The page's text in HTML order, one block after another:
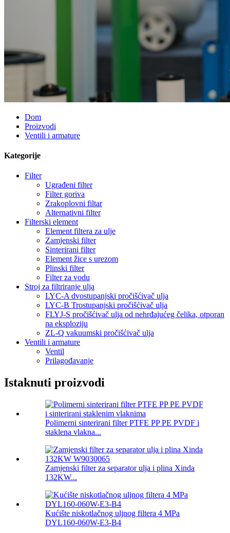
Dom
Proizvodi
Ventili i armature
Kategorije
Filter
Ugrađeni filter
Filter goriva
Zrakoplovni filtar
Alternativni filter
Filterski element
Element filtera za ulje
Zamjenski filter
Sinterirani filter
Element žice s urezom
Plinski filter
Filter za vodu
Stroj za filtriranje ulja
LYC-A dvostupanjski pročišćivač ulja
LYC-B Trostupanjski pročišćivač ulja
FLYJ-S pročišćivač ulja od nehrđajućeg čelika, otporan
na eksploziju
ZL-Q vakuumski pročišćivač ulja
Ventili i armature
Ventil
Prilagođavanje
Istaknuti proizvodi
Polimerni sinterirani filter PTFE PP PE PVDF i
staklena vlakna...
Zamjenski filter za separator ulja i plina Xinda
132KW...
Kućište niskotlačnog uljnog filtera 4 MPa
DYL160-060W-E3-B4